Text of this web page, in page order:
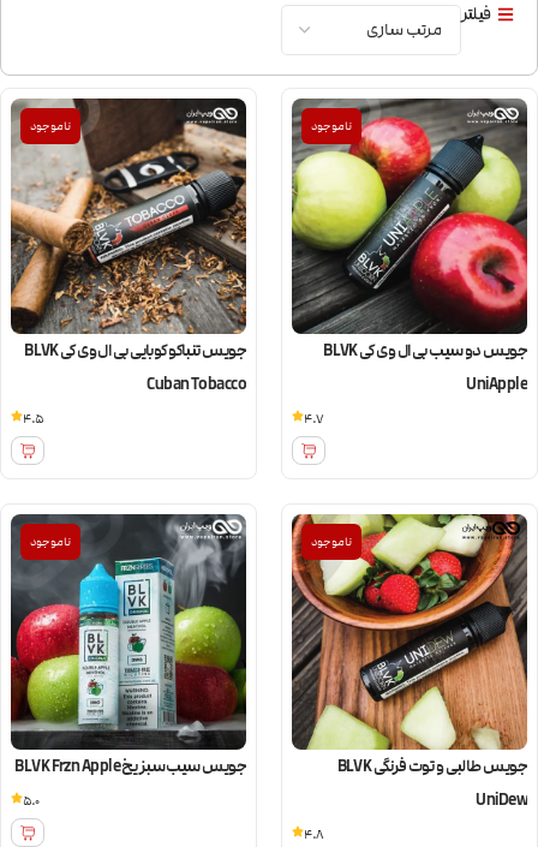
فیلتر
ناموجود
جویس دو سیب بی ال وی کی BLVK
UniApple
4.7
ناموجود
جویس تنباکو کوبایی بی ال وی کی BLVK
Cuban Tobacco
4.5
ناموجود
جویس طالبی و توت فرنگی BLVK
UniDew
4.8
ناموجود
جویس سیب سبز یخ BLVK Frzn Apple
5.0